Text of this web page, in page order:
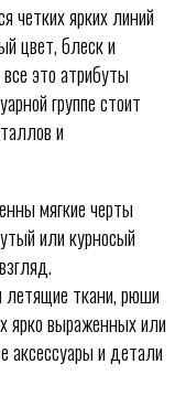
четких ярких линий
цвет, блеск и
это атрибуты
группе стоит
и
мягкие черты
или курносый
ткани, рюши
ярко выраженных или
аксессуары и детали